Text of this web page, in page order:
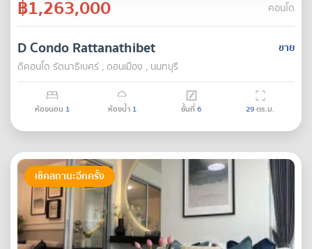
฿1,263,000 คอนโด
ขาย
D Condo Rattanathibet
ดีคอนโด รัตนา​ธิเบศร์ , ดอนเมือง , นนทบุรี
ห้องนอน 1 ห้องน้ำ 1 ชั้นที่6 29ตร.ม.
เช็คสถานะอีกครั้ง